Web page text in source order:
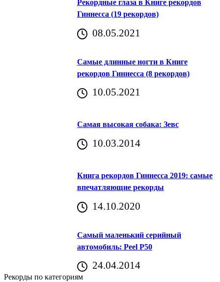
Рекордные глаза в Книге рекордов
Гиннесса (19 рекордов)
08.05.2021
Самые длинные ногти в Книге
рекордов Гиннесса (8 рекордов)
10.05.2021
Самая высокая собака: Зевс
10.03.2014
Книга рекордов Гиннесса 2019: самые
впечатляющие рекорды
14.10.2020
Самый маленький серийный
автомобиль: Peel P50
24.04.2014
Рекорды по категориям